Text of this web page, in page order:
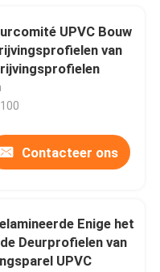
UPVC Bouw
van
Contacteer ons
Enige het
Deurprofielen van
UPVC